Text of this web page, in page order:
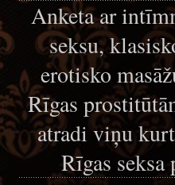
Anketa ar
seksu,
erotisko
Rīgas
atradi viņu
Rīgas